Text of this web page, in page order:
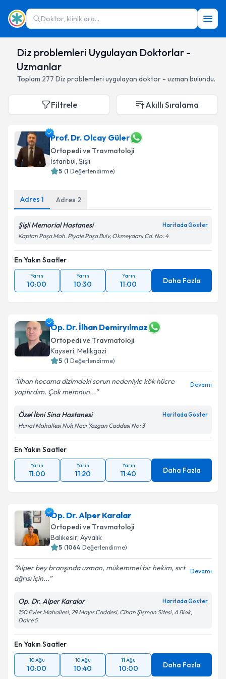
Doktor, klinik ara...
Diz problemleri Uygulayan Doktorlar -
Uzmanlar
Toplam 277 Diz problemleri uygulayan doktor - uzman bulundu.
Filtrele Akıllı Sıralama
Prof. Dr. Olcay Güler
Ortopedi ve Travmatoloji
İstanbul, Şişli
5 (1 Değerlendirme)
Adres 1 Adres 2
Şişli Memorial Hastanesi Haritada Göster
Kaptan Paşa Mah. Piyale Paşa Bulv, Okmeydanı Cd. No: 4
En Yakın Saatler
Yarın
10:00
Yarın
10:30
Yarın
11:00 Daha Fazla
Op. Dr. İlhan Demiryılmaz
Ortopedi ve Travmatoloji
Kayseri, Melikgazi
5 (1 Değerlendirme)
İlhan hocama dizimdeki sorun nedeniyle kök hücre
yaptırdım. Çok memnun...
Devamı
Özel İbni Sina Hastanesi Haritada Göster
Hunat Mahallesi Nuh Naci Yazgan Caddesi No: 3
En Yakın Saatler
Yarın
11:00
Yarın
11:20
Yarın
11:40 Daha Fazla
Op. Dr. Alper Karalar
Ortopedi ve Travmatoloji
Balıkesir, Ayvalık
5 (1064 Değerlendirme)
Alper bey branşında uzman, mükemmel bir hekim, sırt
ağrısı için...
Devamı
Op. Dr. Alper Karalar Haritada Göster
150 Evler Mahallesi, 29 Mayıs Caddesi, Cihan Şişman Sitesi, A Blok,
Daire 5
En Yakın Saatler
10 Ağu
10:00
10 Ağu
10:40
11 Ağu
10:00 Daha Fazla